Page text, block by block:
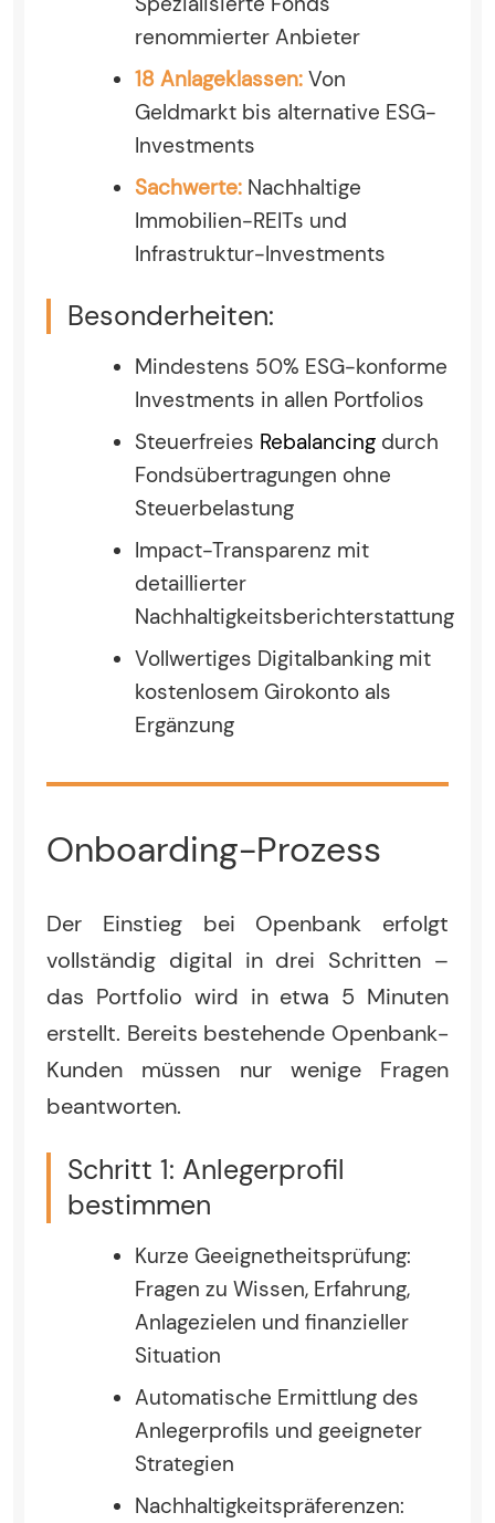
renommierter Anbieter
18 Anlageklassen: Von
Geldmarkt bis alternative ESG-
Investments
Sachwerte: Nachhaltige
Immobilien-REITs und
Infrastruktur-Investments
Besonderheiten:
Mindestens 50% ESG-konforme
Investments in allen Portfolios
Steuerfreies Rebalancing durch
Fondsübertragungen ohne
Steuerbelastung
Impact-Transparenz mit
detaillierter
Nachhaltigkeitsberichterstattung
Vollwertiges Digitalbanking mit
kostenlosem Girokonto als
Ergänzung
Onboarding-Prozess
Der Einstieg bei Openbank erfolgt
vollständig digital in drei Schritten –
das Portfolio wird in etwa 5 Minuten
erstellt. Bereits bestehende Openbank-
Kunden müssen nur wenige Fragen
beantworten.
Schritt 1: Anlegerprofil
bestimmen
Kurze Geeignetheitsprüfung:
Fragen zu Wissen, Erfahrung,
Anlagezielen und finanzieller
Situation
Automatische Ermittlung des
Anlegerprofils und geeigneter
Strategien
Nachhaltigkeitspräferenzen: